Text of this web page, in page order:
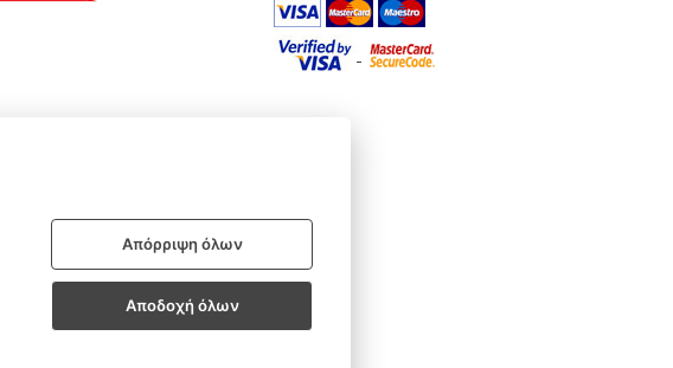
Απόρριψη όλων
Αποδοχή όλων